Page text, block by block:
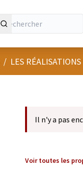
/ LES
Il n'y a pas
Voir toutes les